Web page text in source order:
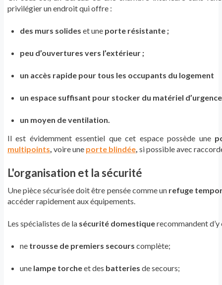
privilégier un endroit qui offre :
des murs solides et une porte résistante ;
peu d’ouvertures vers l’extérieur ;
un accès rapide pour tous les occupants du logement
un espace suffisant pour stocker du matériel d’urgence
un moyen de ventilation.
Il est évidemment essentiel que cet espace possède une
multipoints, voire une porte blindée, si possible avec
L'organisation et la sécurité
Une pièce sécurisée doit être pensée comme un refuge
accéder rapidement aux équipements.
Les spécialistes de la sécurité domestiquerecommandent
ne trousse de premiers secours complète;
une lampe torcheet des batteries de secours;